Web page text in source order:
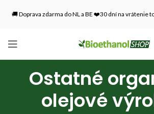
🚚 Doprava zdarma do NL a BE ❤️30 dní na vrátenie
Ostatné
olejové